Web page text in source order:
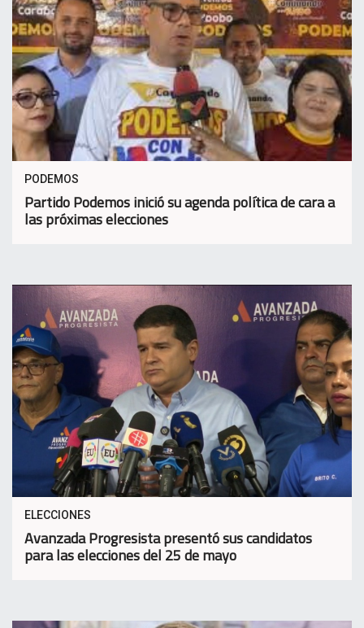
PODEMOS
Partido Podemos inició su agenda política de cara a
las próximas elecciones
ELECCIONES
Avanzada Progresista presentó sus candidatos
para las elecciones del 25 de mayo